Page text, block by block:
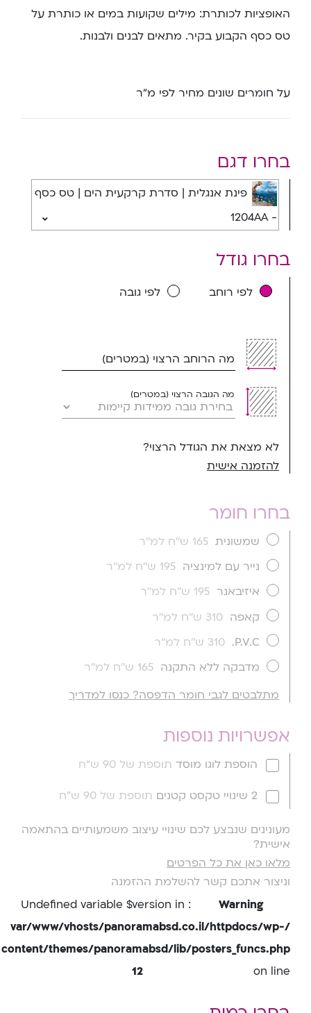
האופציות לכותרת: מילים שקועות במים או כותרת על
טס כסף הקבוע בקיר. מתאים לבנים ולבנות.
על חומרים שונים מחיר לפי מ”ר
בחרו דגם
פינת אנגלית | סדרת קרקעית הים | טס כסף
- 1204AA
בחרו גודל
לפי רוחב לפי גובה
מה הרוחב הרצוי (במטרים)
מה הגובה הרצוי (במטרים)
לא מצאת את הגודל הרצוי?
להזמנה אישית
בחרו חומר
שמשונית 165 ש''ח למ''ר
נייר עם למינציה 195 ש''ח למ''ר
איזיבאנר 195 ש''ח למ''ר
קאפה 310 ש''ח למ''ר
P.V.C.
310 ש''ח למ''ר
מדבקה ללא התקנה 165 ש''ח למ''ר
מתלבטים לגבי חומר הדפסה? כנסו למדריך
אפשרויות נוספות
הוספת לוגו מוסד תוספת של 90 ש"ח
2 שינויי טקסט קטנים תוספת של 90 ש"ח
מעונינים שנבצע לכם שינויי עיצוב משמעותיים בהתאמה
אישית?
מלאו כאן את כל הפרטים
וניצור אתכם קשר להשלמת ההזמנה
Warning
: Undefined variable $version in
/var/www/vhosts/panoramabsd.co.il/httpdocs/wp-
content/themes/panoramabsd/lib/posters_funcs.php
on line
12